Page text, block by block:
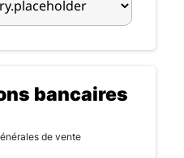
bancaires
de vente